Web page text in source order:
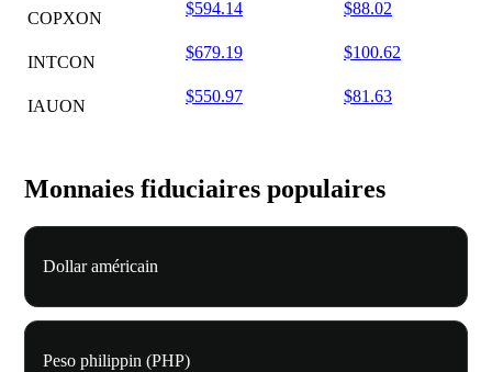
COPXON
$594.14 $88.02
INTCON
$679.19 $100.62
IAUON
$550.97 $81.63
Monnaies fiduciaires populaires
Dollar américain
Peso philippin (PHP)